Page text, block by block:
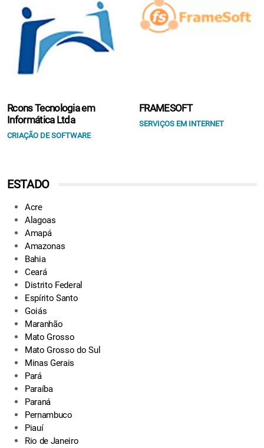
Rcons Tecnologia em
Informática Ltda
CRIAÇÃO DE SOFTWARE
FRAMESOFT
SERVIÇOS EM INTERNET
ESTADO
Acre
Alagoas
Amapá
Amazonas
Bahia
Ceará
Distrito Federal
Espírito Santo
Goiás
Maranhão
Mato Grosso
Mato Grosso do Sul
Minas Gerais
Pará
Paraíba
Paraná
Pernambuco
Piauí
Rio de Janeiro